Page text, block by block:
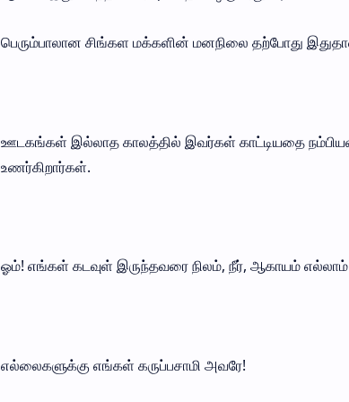
பெரும்பாலான சிங்கள மக்களின் மனநிலை தற்போது
ஊடகங்கள் இல்லாத காலத்தில் இவர்கள் காட்டியதை
உணர்கிறார்கள்.
ஓம்! எங்கள் கடவுள் இருந்தவரை நிலம், நீர், ஆகாயம் எல்லாம்
எல்லைகளுக்கு எங்கள் கருப்பசாமி அவரே!